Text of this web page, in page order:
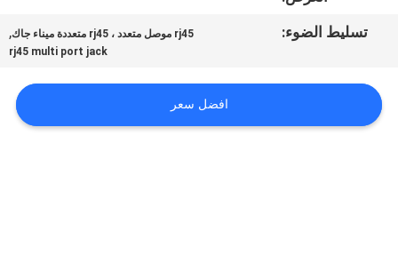
اقتباس
تسليط الضوء: rj45 موصل متعدد ، rj45 متعددة ميناء جاك ,
rj45 multi port jack
افضل سعر